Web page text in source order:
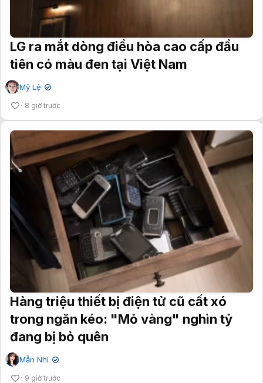
LG ra mắt dòng điều hòa cao cấp đầu
tiên có màu đen tại Việt Nam
Mỹ Lệ ✔
8 giờ trước
Hàng triệu thiết bị điện tử cũ cất xó
trong ngăn kéo: "Mỏ vàng" nghìn tỷ
đang bị bỏ quên
Mẫn Nhi ✔
9 giờ trước